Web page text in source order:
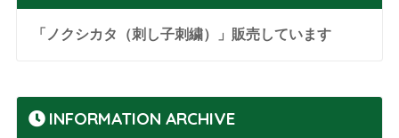
「ノクシカタ（刺し子刺繍）」販売しています
INFORMATION ARCHIVE